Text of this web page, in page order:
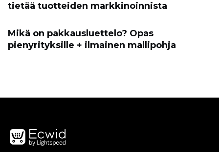
tietää tuotteiden markkinoinnista
Mikä on pakkausluettelo? Opas
pienyrityksille + ilmainen mallipohja